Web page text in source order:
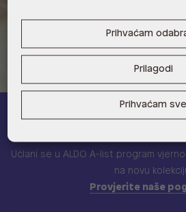
Učlani se u ALDO A-list program
na novu
Provjerite naše
Prihvaćam
Prilagodi
Prihvaćam sve